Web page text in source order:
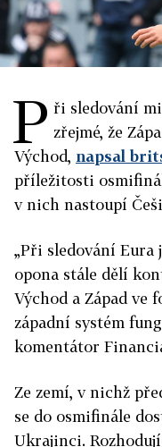
P ři sledování
zřejmé, že
Východ, napsal
příležitosti
v nich nastoupí
„Při sledování Eura
opona stále dělí
Východ a Západ ve
západní systém
komentátor
Ze zemí, v nichž
se do osmifinále
Ukrajinci.